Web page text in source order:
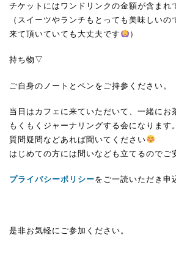
チケットにはワンドリンクの金額が含まれ
（スイーツやランチもとっても美味しいの
来て頂いていても大丈夫です
）
持ち物▽
ご自身のノートとペンをご持参ください。
当日はカフェに来ていただいて、一緒にお
もくもくジャーナリングする会になります。
質問疑問などあれば聞いてください
はじめての方には問いなども立てるのでご
プライバシーポリシーをご一読いただき申
是非お気軽にご参加ください。